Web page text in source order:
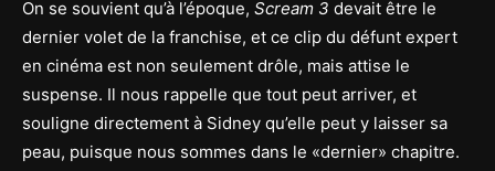
On se souvient qu’à l’époque, Scream 3 devait être le
dernier volet de la franchise, et ce clip du défunt expert
en cinéma est non seulement drôle, mais attise le
suspense. Il nous rappelle que tout peut arriver, et
souligne directement à Sidney qu’elle peut y laisser sa
peau, puisque nous sommes dans le «dernier» chapitre.